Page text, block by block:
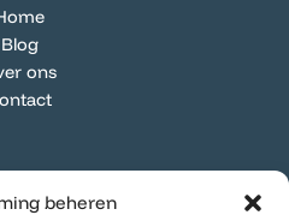
beheren
Blog
ons